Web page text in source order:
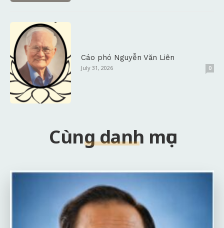
Cáo phó Nguyễn Văn Liên
July 31, 2026 0
Cùng danh mục